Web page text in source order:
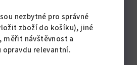
nezbytné pro správné
zboží do košíku), jiné
měřit návštěvnost a
opravdu relevantní.